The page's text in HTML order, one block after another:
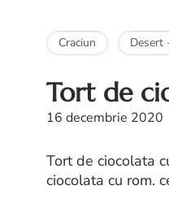
Craciun Desert
Tort de
16 decembrie 2020
Tort de ciocolata
ciocolata cu rom.